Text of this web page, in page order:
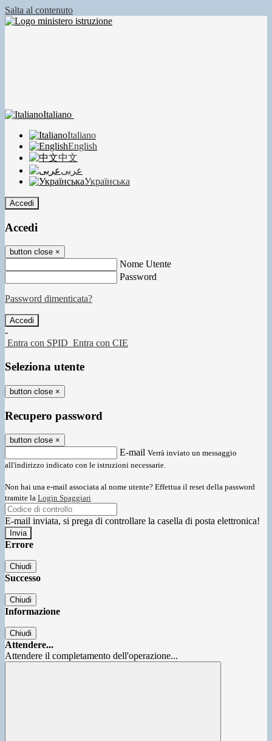
Salta al contenuto
Italiano
Italiano
English
中文
عربى
Українська
Accedi
Accedi
button close ×
Nome Utente
Password
Password dimenticata?
-
Entra con SPID Entra con CIE
Seleziona utente
button close ×
Recupero password
button close ×
E-mail Verrà inviato un messaggio
all'indirizzo indicato con le istruzioni necessarie.
Non hai una e-mail associata al nome utente? Effettua il reset della password
tramite la Login Spaggiari
E-mail inviata, si prega di controllare la casella di posta elettronica!
Errore
Chiudi
Successo
Chiudi
Informazione
Chiudi
Attendere...
Attendere il completamento dell'operazione...